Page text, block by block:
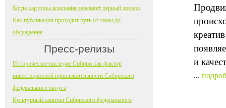
и
...
Когда карточка компании заменяет первый звонок
Как публикация проходит путь от темы до
обсуждения
Пресс-релизы
Историческое наследие Сибири как фактор
инвестиционной привлекательности Сибирского
федерального округа
Культурный капитал Сибирского федерального